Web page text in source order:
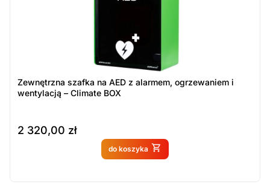
Zewnętrzna szafka na AED z alarmem, ogrzewaniem i
wentylacją – Climate BOX
2 320,00 zł
do koszyka
Produkt dostępny na